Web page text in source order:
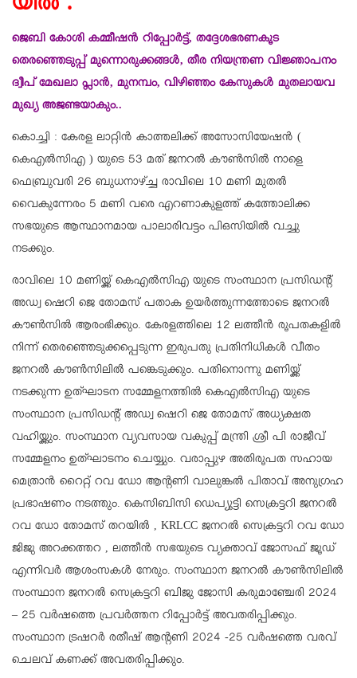
ജെബി കോശി കമ്മീഷൻ റിപ്പോർട്ട്, തദ്ദേശഭരണകൂട
തെരഞ്ഞെടുപ്പ് മുന്നൊരുക്കങ്ങൾ, തീര നിയന്ത്രണ വിജ്ഞാപനം
ദ്വീപ് മേഖലാ പ്ലാൻ, മുനമ്പം, വിഴിഞ്ഞം കേസുകൾ മുതലായവ
മുഖ്യ അജണ്ടയാകും..
കൊച്ചി : കേരള ലാറ്റിൻ കാത്തലിക്ക് അസോസിയേഷൻ (
കെഎൽസിഎ ) യുടെ 53 മത് ജനറൽ കൗൺസിൽ നാളെ
ഫെബ്രുവരി 26 ബുധനാഴ്ച്ച രാവിലെ 10 മണി മുതൽ
വൈകുന്നേരം 5 മണി വരെ എറണാകുളത്ത് കത്തോലിക്ക
സഭയുടെ ആസ്ഥാനമായ പാലാരിവട്ടം പിഒസിയിൽ വച്ചു
നടക്കും.
രാവിലെ 10 മണിയ്ക്ക് കെഎൽസിഎ യുടെ സംസ്ഥാന പ്രസിഡന്റ്‌
അഡ്വ ഷെറി ജെ തോമസ് പതാക ഉയർത്തുന്നത്തോടെ ജനറൽ
കൗൺസിൽ ആരംഭിക്കും. കേരളത്തിലെ 12 ലത്തീൻ രൂപതകളിൽ
നിന്ന് തെരഞ്ഞെടുക്കപ്പെടുന്ന ഇരുപതു പ്രതിനിധികൾ വീതം
ജനറൽ കൗൺസിലിൽ പങ്കെടുക്കും. പതിനൊന്നു മണിയ്ക്ക്
നടക്കുന്ന ഉത്ഘാടന സമ്മേളനത്തിൽ കെഎൽസിഎ യുടെ
സംസ്ഥാന പ്രസിഡന്റ്‌ അഡ്വ ഷെറി ജെ തോമസ് അധ്യക്ഷത
വഹിയ്ക്കും. സംസ്ഥാന വ്യവസായ വകുപ്പ് മന്ത്രി ശ്രീ പി രാജീവ്‌
സമ്മേളനം ഉത്ഘാടനം ചെയ്യും. വരാപ്പുഴ അതിരൂപത സഹായ
മെത്രാൻ റൈറ്റ് റവ ഡോ ആന്റണി വാലുങ്കൽ പിതാവ് അനുഗ്രഹ
പ്രഭാഷണം നടത്തും. കെസിബിസി ഡെപ്യൂട്ടി സെക്രട്ടറി ജനറൽ
റവ ഡോ തോമസ് തറയിൽ , KRLCC ജനറൽ സെക്രട്ടറി റവ ഡോ
ജിജു അറക്കത്തറ , ലത്തീൻ സഭയുടെ വ്യക്താവ് ജോസഫ് ജൂഡ്
എന്നിവർ ആശംസകൾ നേരും. സംസ്ഥാന ജനറൽ കൗൺസിലിൽ
സംസ്ഥാന ജനറൽ സെക്രട്ടറി ബിജു ജോസി കരുമാഞ്ചേരി 2024
– 25 വർഷത്തെ പ്രവർത്തന റിപ്പോർട്ട്‌ അവതരിപ്പിക്കും.
സംസ്ഥാന ട്രഷറർ രതീഷ് ആന്റണി 2024 -25 വർഷത്തെ വരവ്
ചെലവ് കണക്ക് അവതരിപ്പിക്കും.